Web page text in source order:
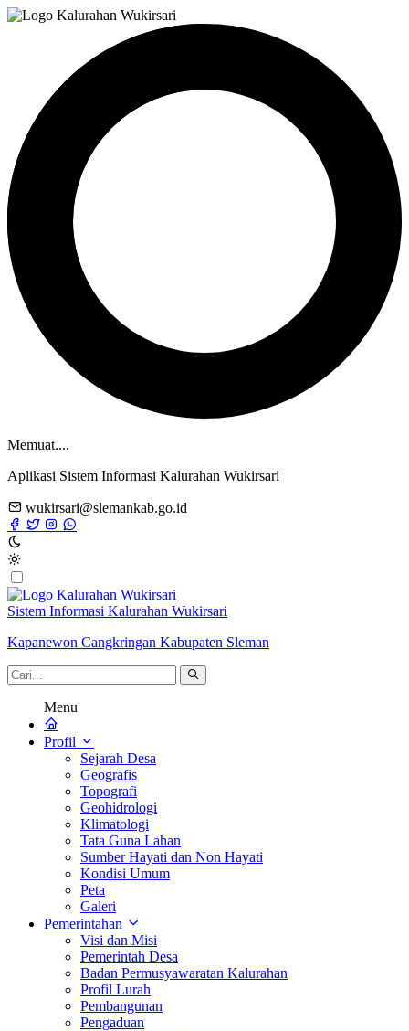
Memuat....
Aplikasi Sistem Informasi Kalurahan Wukirsari
wukirsari@slemankab.go.id
Sistem Informasi Kalurahan Wukirsari
Kapanewon Cangkringan Kabupaten Sleman
Menu
Profil
Sejarah Desa
Geografis
Topografi
Geohidrologi
Klimatologi
Tata Guna Lahan
Sumber Hayati dan Non Hayati
Kondisi Umum
Peta
Galeri
Pemerintahan
Visi dan Misi
Pemerintah Desa
Badan Permusyawaratan Kalurahan
Profil Lurah
Pembangunan
Pengaduan